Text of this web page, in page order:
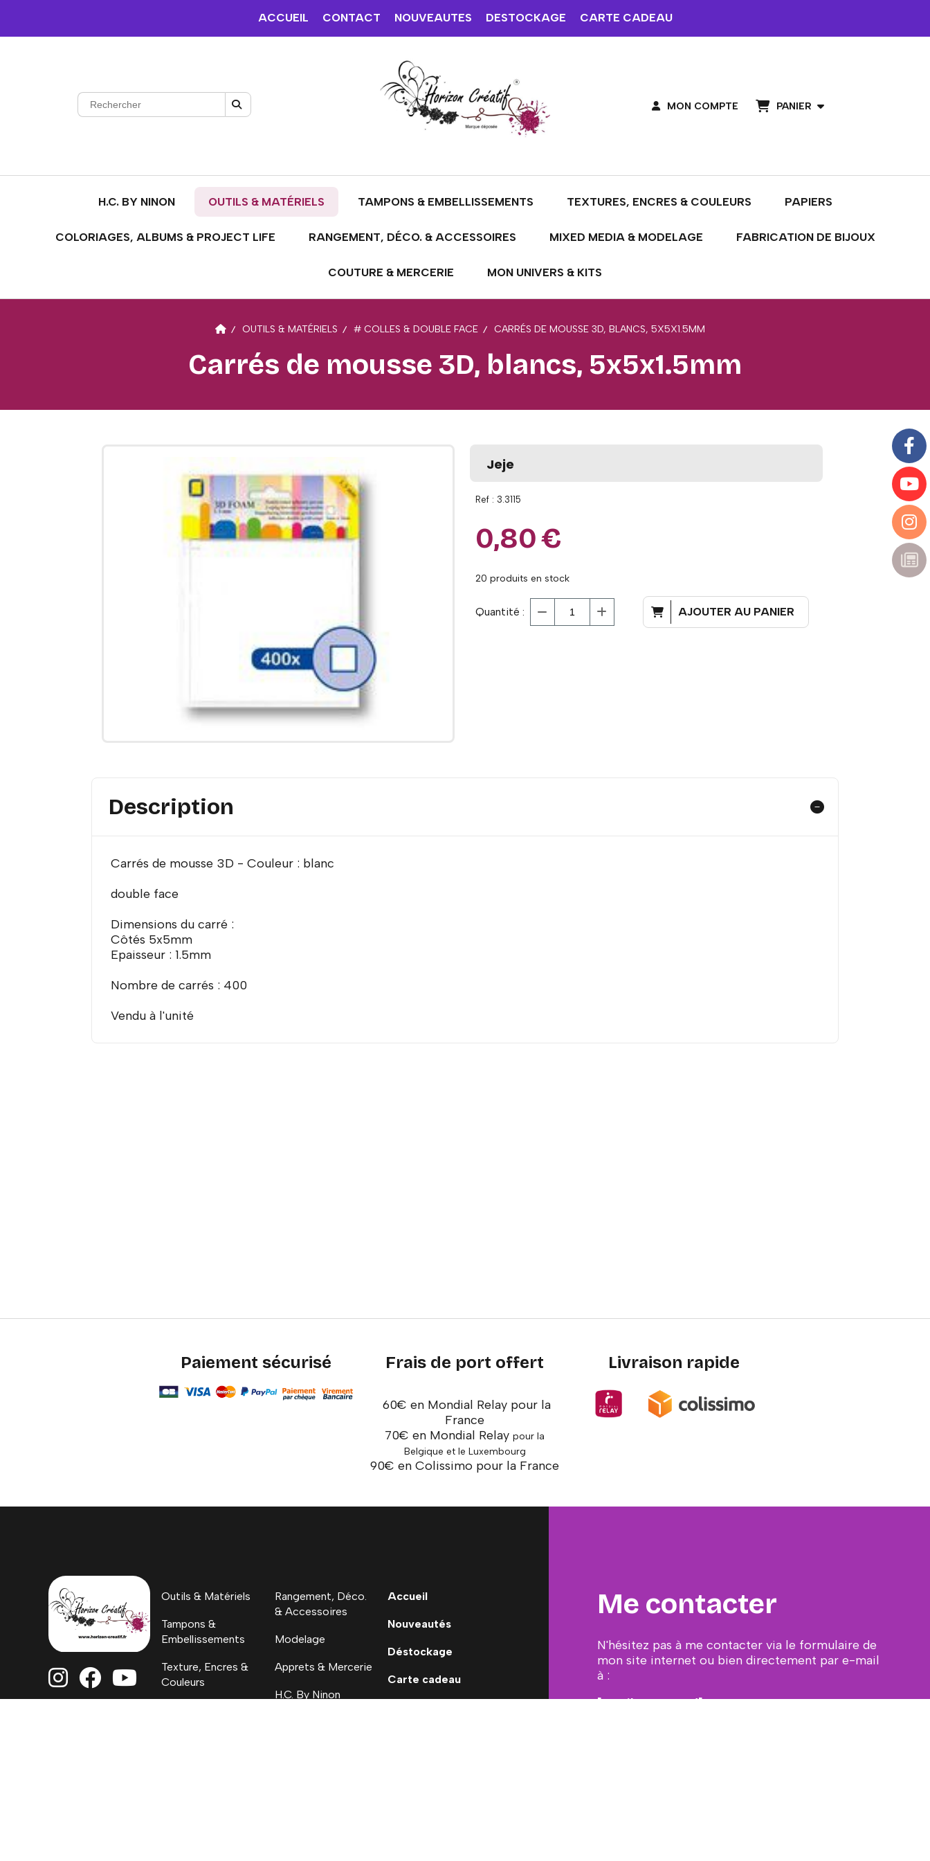
ACCUEIL CONTACT NOUVEAUTES DESTOCKAGE CARTE CADEAU
MON COMPTE PANIER
H.C. BY NINON OUTILS & MATÉRIELS TAMPONS & EMBELLISSEMENTS TEXTURES, ENCRES & COULEURS PAPIERS
COLORIAGES, ALBUMS & PROJECT LIFE RANGEMENT, DÉCO. & ACCESSOIRES MIXED MEDIA & MODELAGE FABRICATION DE BIJOUX
COUTURE & MERCERIE MON UNIVERS & KITS
OUTILS & MATÉRIELS # COLLES & DOUBLE FACE CARRÉS DE MOUSSE 3D, BLANCS, 5X5X1.5MM
Carrés de mousse 3D, blancs, 5x5x1.5mm
Jeje
Ref : 3.3115
0,80€
20 produits en stock
Quantité : AJOUTER AU PANIER
Description
Carrés de mousse 3D - Couleur : blanc
double face
Dimensions du carré :
Côtés 5x5mm
Epaisseur : 1.5mm
Nombre de carrés : 400
Vendu à l'unité
Paiement sécurisé Frais de port offert
60€ en Mondial Relay pour la
France
70€ en Mondial Relaypour la
Belgique et le Luxembourg
90€ en Colissimo pour la France
Livraison rapide
  
Outils & Matériels
Tampons &
Embellissements
Texture, Encres &
Couleurs
Rangement, Déco.
& Accessoires
Modelage
Apprets & Mercerie
H.C. By Ninon
Accueil
Nouveautés
Déstockage
Carte cadeau
Me contacter
N'hésitez pas à me contacter via le formulaire de
mon site internet ou bien directement par e-mail
à :
[email protected]